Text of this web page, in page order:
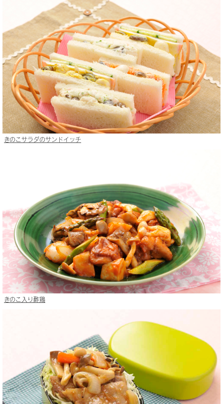
きのこサラダのサンドイッチ
きのこ入り酢鶏